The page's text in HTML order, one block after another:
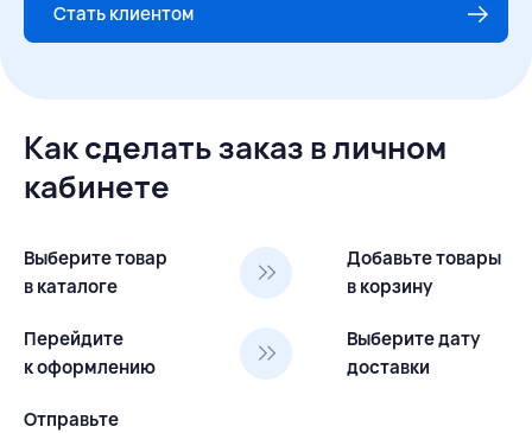
Стать клиентом
Как сделать заказ в личном
кабинете
Выберите товар
в каталоге
Добавьте товары
в корзину
Перейдите
к оформлению
Выберите дату
доставки
Отправьте